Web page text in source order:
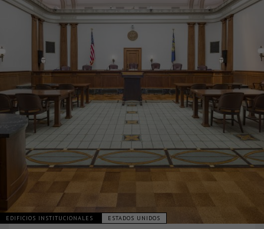
EDIFICIOS INSTITUCIONALES ESTADOS UNIDOS